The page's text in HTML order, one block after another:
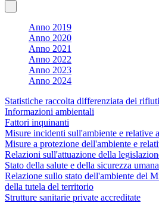
Anno 2019
Anno 2020
Anno 2021
Anno 2022
Anno 2023
Anno 2024
Statistiche raccolta differenziata dei rifiuti
Informazioni ambientali
Fattori inquinanti
Misure incidenti sull'ambiente e relative
Misure a protezione dell'ambiente e
Relazioni sull'attuazione della
Stato della salute e della sicurezza umana
Relazione sullo stato dell'ambiente del
della tutela del territorio
Strutture sanitarie private accreditate